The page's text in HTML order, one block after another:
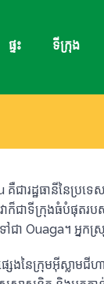
ផ្ទះ ទីក្រុង
ារដ្ឋធានីនៃប្រទ
ាក៏ជាទីក្រុងធំបំផុត
ជា Ouaga។ អ្នក
សេងនៃក្រុមអ៊ីស្លា